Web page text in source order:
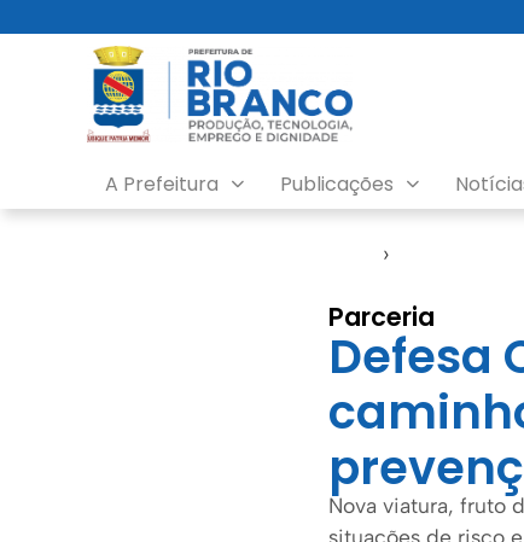
A Prefeitura Publicações
›
Parceria
Defesa
Nova viatura, fruto
situações de risco